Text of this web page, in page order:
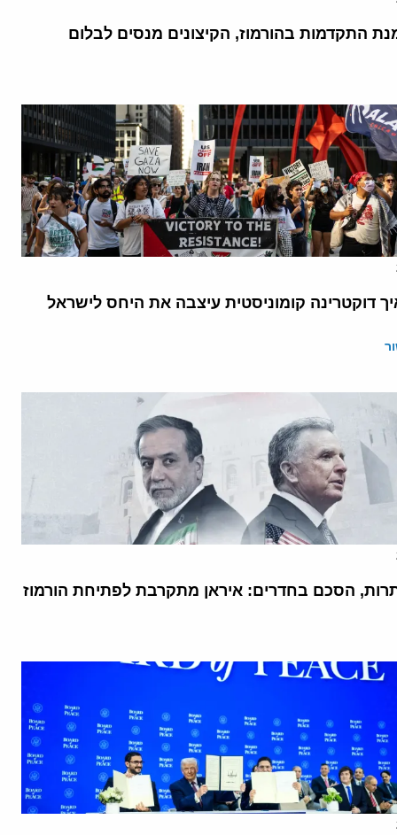
התקדמות בהורמוז, הקיצונים מנסים לבלום
דוקטרינה קומוניסטית עיצבה את היחס לישראל
הסכם בחדרים: איראן מתקרבת לפתיחת הורמוז